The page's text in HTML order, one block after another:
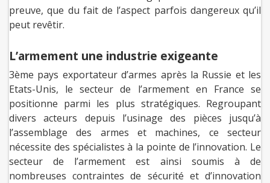
preuve, que du fait de l’aspect parfois dangereux qu’il
peut revêtir.
L’armement une industrie exigeante
3ème pays exportateur d’armes après la Russie et les
Etats-Unis, le secteur de l’armement en France se
positionne parmi les plus stratégiques. Regroupant
divers acteurs depuis l’usinage des pièces jusqu’à
l’assemblage des armes et machines, ce secteur
nécessite des spécialistes à la pointe de l’innovation. Le
secteur de l’armement est ainsi soumis à de
nombreuses contraintes de sécurité et d’innovation